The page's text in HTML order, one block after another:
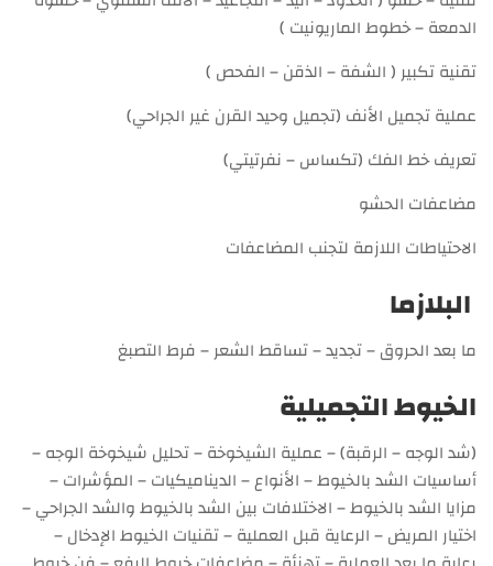
الدمعة – خطوط الماريونيت )
تقنية تكبير ( الشفة – الذقن – الفحص )
عملية تجميل الأنف (تجميل وحيد القرن غير الجراحي)
تعريف خط الفك (تكساس – نفرتيتي)
مضاعفات الحشو
الاحتياطات اللازمة لتجنب المضاعفات
البلازما
ما بعد الحروق – تجديد – تساقط الشعر – فرط التصبغ
الخيوط التجميلية
(شد الوجه – الرقبة) – عملية الشيخوخة – تحليل شيخوخة الوجه –
أساسيات الشد بالخيوط – الأنواع – الديناميكيات – المؤشرات –
مزايا الشد بالخيوط – الاختلافات بين الشد بالخيوط والشد الجراحي –
اختيار المريض – الرعاية قبل العملية – تقنيات الخيوط الإدخال –